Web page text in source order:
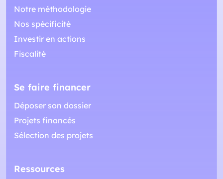
Notre méthodologie
Nos spécificité
Investir en actions
Fiscalité
Se faire financer
Déposer son dossier
Projets financés
Sélection des projets
Ressources